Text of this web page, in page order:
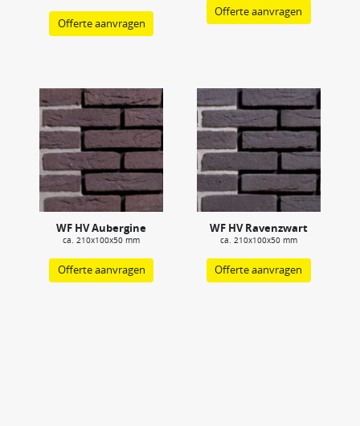
Offerte aanvragen
Offerte aanvragen
WF HV Aubergine
ca. 210x100x50 mm
Offerte aanvragen
WF HV Ravenzwart
ca. 210x100x50 mm
Offerte aanvragen